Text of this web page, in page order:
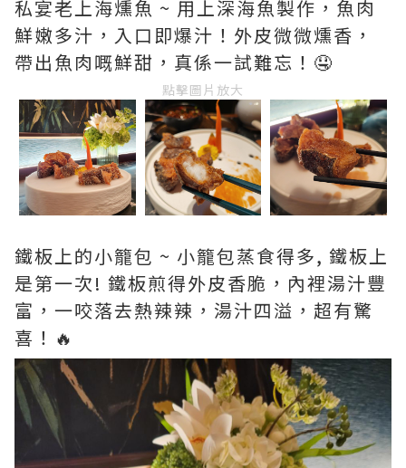
私宴老上海燻魚 ~ 用上深海魚製作，魚肉
鮮嫩多汁，入口即爆汁！外皮微微燻香，
帶出魚肉嘅鮮甜，真係一試難忘！🤤
點擊圖片放大
鐵板上的小籠包 ~ 小籠包蒸食得多, 鐵板上
是第一次! 鐵板煎得外皮香脆，內裡湯汁豐
富，一咬落去熱辣辣，湯汁四溢，超有驚
喜！🔥